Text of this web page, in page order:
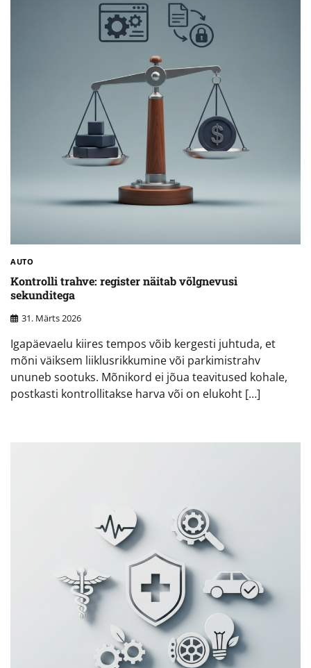
AUTO
Kontrolli trahve: register näitab võlgnevusi
sekunditega
31. Märts 2026
Igapäevaelu kiires tempos võib kergesti juhtuda, et
mõni väiksem liiklusrikkumine või parkimistrahv
ununeb sootuks. Mõnikord ei jõua teavitused kohale,
postkasti kontrollitakse harva või on elukoht […]